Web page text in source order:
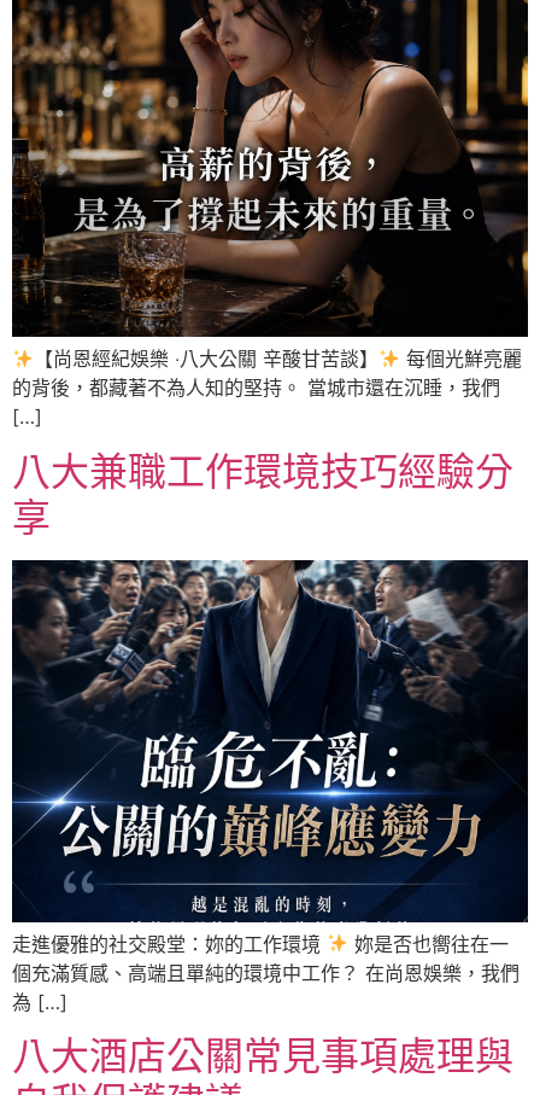
【尚恩經紀娛樂 ‧八大公關 辛酸甘苦談】
每個光鮮亮麗
的背後，都藏著不為人知的堅持。 當城市還在沉睡，我們
[…]
八大兼職工作環境技巧經驗分
享
走進優雅的社交殿堂：妳的工作環境
妳是否也嚮往在一
個充滿質感、高端且單純的環境中工作？ 在尚恩娛樂，我們
為 […]
八大酒店公關常見事項處理與